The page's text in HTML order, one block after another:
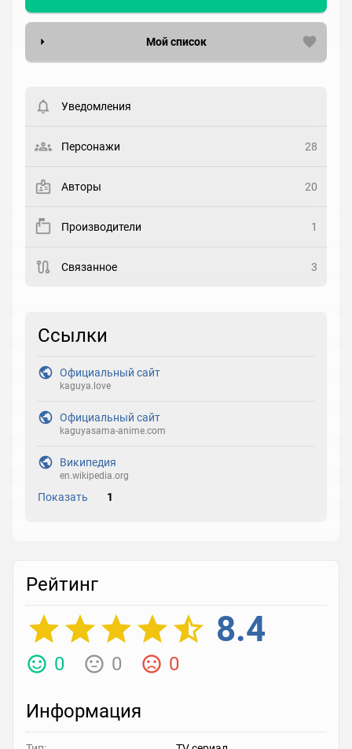
Мой список
Статус
Рейтинг
Реакция
Уведомления
Персонажи 28
Авторы 20
Производители 1
Связанное 3
Ссылки
Официальный сайт
kaguya.love
Официальный сайт
kaguyasama-anime.com
Википедия
en.wikipedia.org
Показать 1
Рейтинг
8.4
0 0 0
Информация